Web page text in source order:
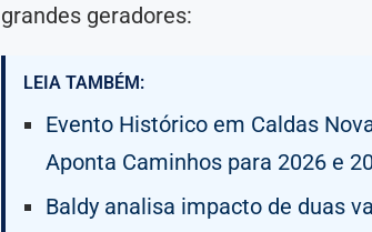
grandes geradores:
LEIA TAMBÉM:
Evento Histórico em Caldas
Aponta Caminhos para 2026 e
Baldy analisa impacto de duas